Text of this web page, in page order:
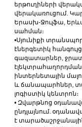
երթուղիների
վերակառուցում.
Երասխ-Ջուլֆա,
սահման։
•Սյունիքի
էներգետիկ
գազատարներ,
էլեկտրահաղորդման
ինտերնետային
և ճանապարհներ,
լոգիստիկ կենտրոն։
• Զվարթնոց
ընդլայնում.
է